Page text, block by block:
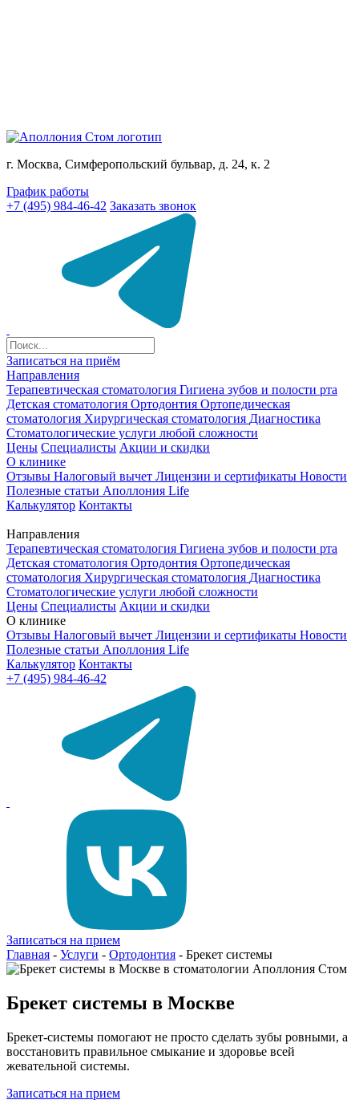
г. Москва, Симферопольский бульвар, д. 24, к. 2
График работы
+7 (495) 984-46-42 Заказать звонок
Записаться на приём
Направления
Терапевтическая стоматология Гигиена зубов и полости рта
Детская стоматология Ортодонтия Ортопедическая
стоматология Хирургическая стоматология Диагностика
Стоматологические услуги любой сложности
Цены Специалисты Акции и скидки
О клинике
Отзывы Налоговый вычет Лицензии и сертификаты Новости
Полезные статьи Аполлония Life
Калькулятор Контакты
Направления
Терапевтическая стоматология Гигиена зубов и полости рта
Детская стоматология Ортодонтия Ортопедическая
стоматология Хирургическая стоматология Диагностика
Стоматологические услуги любой сложности
Цены Специалисты Акции и скидки
О клинике
Отзывы Налоговый вычет Лицензии и сертификаты Новости
Полезные статьи Аполлония Life
Калькулятор Контакты
+7 (495) 984-46-42
Записаться на прием
Главная - Услуги - Ортодонтия - Брекет системы
Брекет системы в Москве
Брекет-системы помогают не просто сделать зубы ровными, а
восстановить правильное смыкание и здоровье всей
жевательной системы.
Записаться на прием